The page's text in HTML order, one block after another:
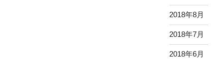
2018年8月
2018年7月
2018年6月